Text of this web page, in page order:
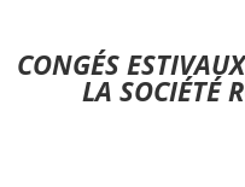
CONGÉS
LA SOCIÉTÉ